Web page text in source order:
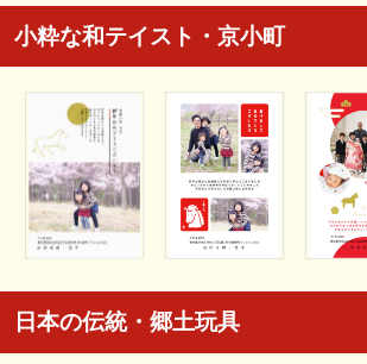
小粋な和テイスト・京小町
日本の伝統・郷土玩具